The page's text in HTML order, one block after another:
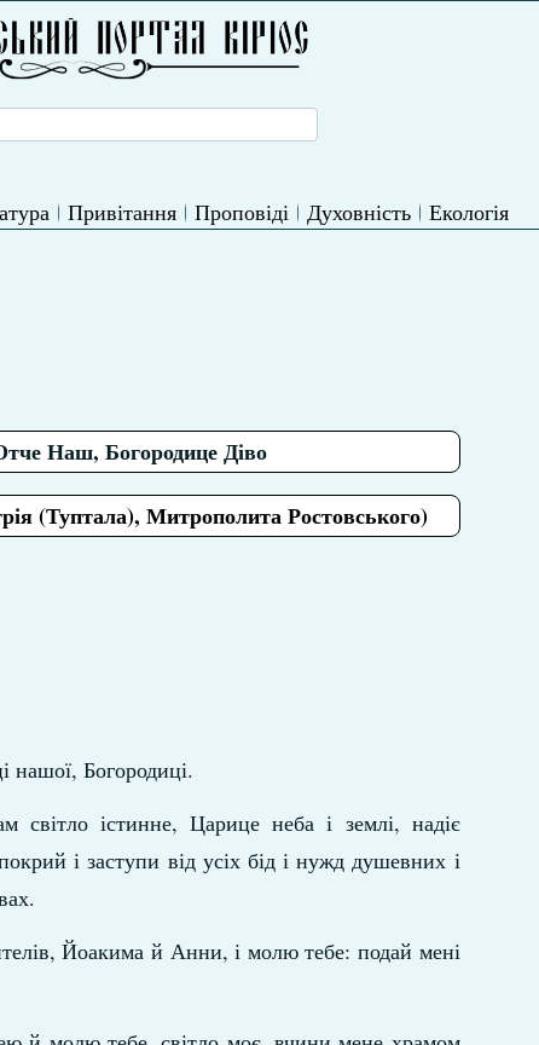
Привітання Проповіді Духовність Екологія
Наш, Богородице Діво
(Туптала), Митрополита Ростовського)
нашої, Богородиці.
світло істинне, Царице неба і землі, надіє
і заступи від усіх бід і нужд душевних і
Йоакима й Анни, і молю тебе: подай мені